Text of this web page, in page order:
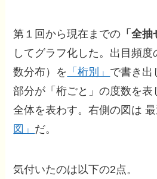
第１回から現在までの 「全
してグラフ化した。出目頻
数分布）を 「桁別」 で書き出
部分が「桁ごと」の度数を表
全体を表わす。右側の図は
図」 だ。
気付いたのは以下の2点。